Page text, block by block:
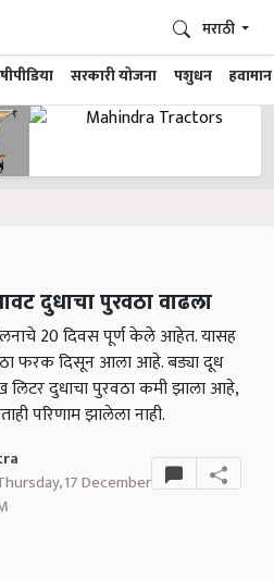
सरकारी योजना पशुधन हवामान
मराठी
दुधाचा पुरवठा वाढला
20 दिवस पूर्ण केले आहेत. यासह
फरक दिसून आला आहे. बड्या दूध
लिटर दुधाचा पुरवठा कमी झाला आहे,
परिणाम झालेला नाही.
17 December